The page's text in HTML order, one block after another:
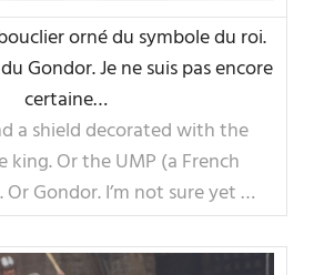
orné du symbole du roi.
Gondor. Je ne suis pas encore
certaine…
a shield decorated with the
king. Or the UMP (a French
Gondor. I’m not sure yet …